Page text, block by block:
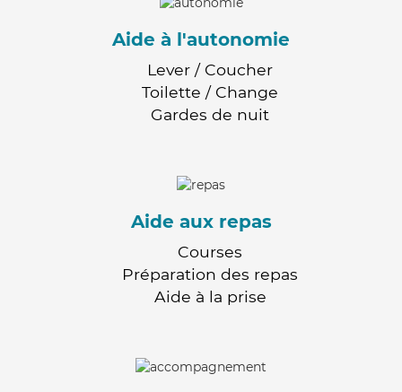
Aide à l'autonomie
Lever / Coucher
Toilette / Change
Gardes de nuit
Aide aux repas
Courses
Préparation des repas
Aide à la prise